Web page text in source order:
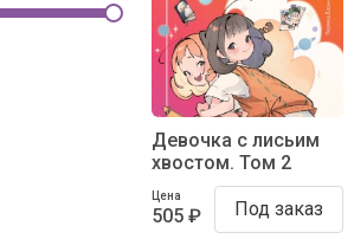
Девочка с лисьим
хвостом. Том 2
Цена
505 ₽ Под заказ